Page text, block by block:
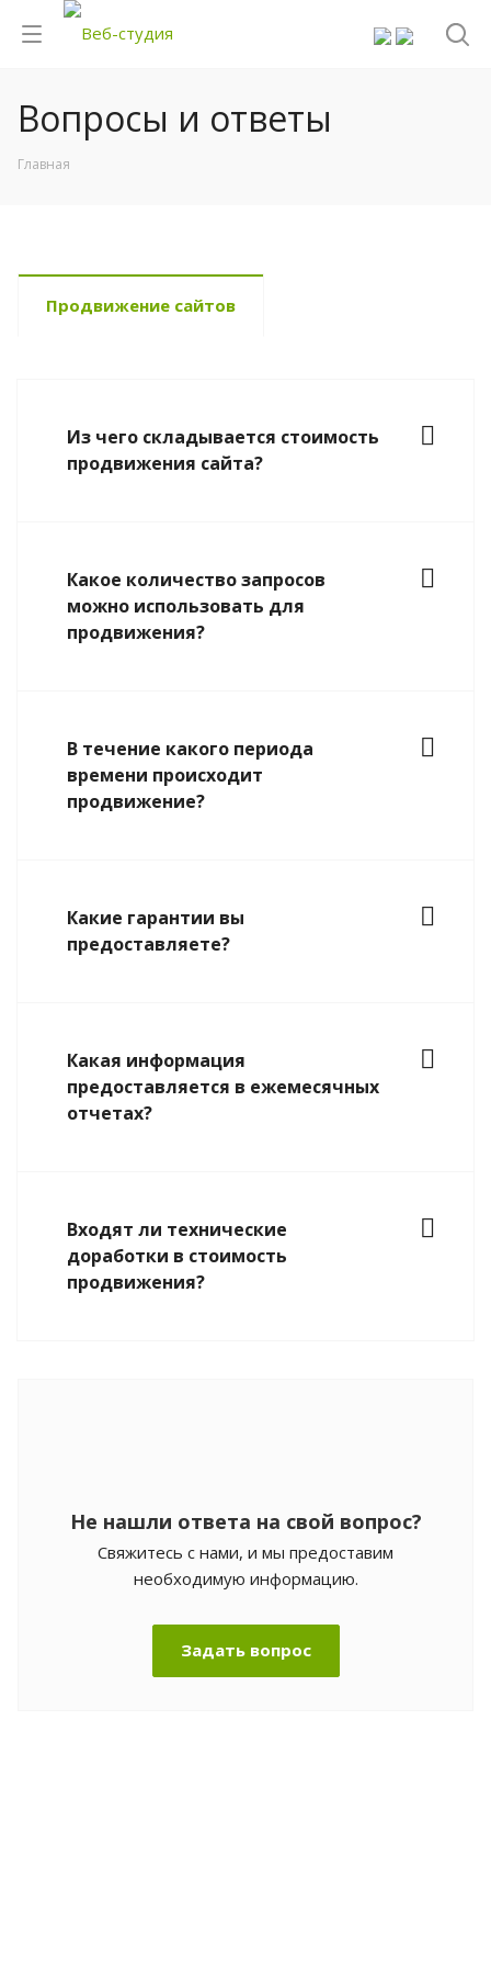
Вопросы и ответы
Главная
Продвижение сайтов
Из чего складывается стоимость
продвижения сайта?
Какое количество запросов
можно использовать для
продвижения?
В течение какого периода
времени происходит
продвижение?
Какие гарантии вы
предоставляете?
Какая информация
предоставляется в ежемесячных
отчетах?
Входят ли технические
доработки в стоимость
продвижения?
Не нашли ответа на свой вопрос?
Свяжитесь с нами, и мы предоставим
необходимую информацию.
Задать вопрос